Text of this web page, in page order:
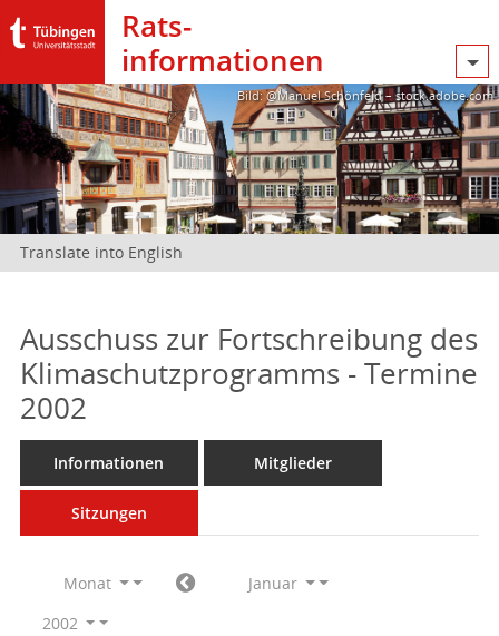
Rats­
informationen
Bild: @Manuel Schönfeld – stock.adobe.com
Translate into English
Ausschuss zur Fortschreibung des
Klimaschutzprogramms - Termine
2002
Informationen Mitglieder
Sitzungen
Monat
Januar
2002